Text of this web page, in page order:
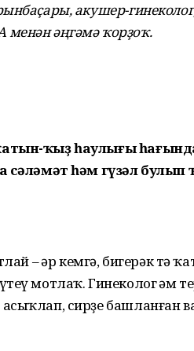
акушер-
әңгәмә ҡорҙоҡ.
ҡыҙ һаулығы
сәләмәт һәм гүзәл
– һәр кемгә, бигерәк тә
мот­лаҡ. Гинеколог һәм
сирҙе башланған